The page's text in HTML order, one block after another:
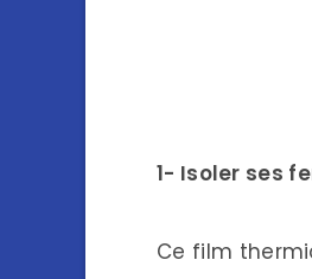
1- Isoler ses
Ce film